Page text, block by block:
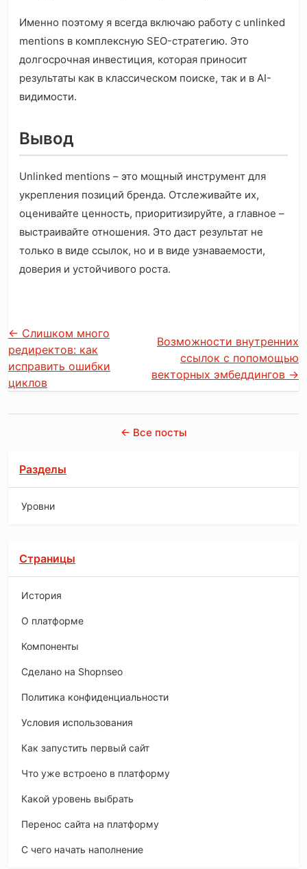
Именно поэтому я всегда включаю работу с unlinked
mentions в комплексную SEO-стратегию. Это
долгосрочная инвестиция, которая приносит
результаты как в классическом поиске, так и в AI-
видимости.
Вывод
Unlinked mentions – это мощный инструмент для
укрепления позиций бренда. Отслеживайте их,
оценивайте ценность, приоритизируйте, а главное –
выстраивайте отношения. Это даст результат не
только в виде ссылок, но и в виде узнаваемости,
доверия и устойчивого роста.
← Слишком много
редиректов: как
исправить ошибки
циклов
Возможности внутренних
ссылок с попомощью
векторных эмбеддингов →
← Все посты
Разделы
Уровни
Страницы
История
O платформе
Компоненты
Сделано на Shopnseo
Политика конфиденциальности
Условия использования
Как запустить первый сайт
Что уже встроено в платформу
Какой уровень выбрать
Перенос сайта на платформу
С чего начать наполнение